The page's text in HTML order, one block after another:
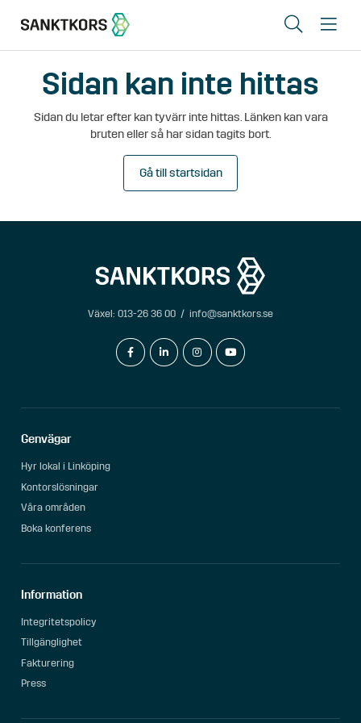
Sök
Lediga lokaler
Områden
Sidan kan inte hittas
Sidan du letar efter kan tyvärr inte hittas. Länken kan vara
bruten eller så har sidan tagits bort.
Gå till startsidan
Växel: 013-26 36 00 / info@sanktkors.se
facebook-flinkedin-ininstagramyoutube
Genvägar
Hyr lokal i Linköping
Kontorslösningar
Våra områden
Boka konferens
Information
Integritetspolicy
Tillgänglighet
Fakturering
Press